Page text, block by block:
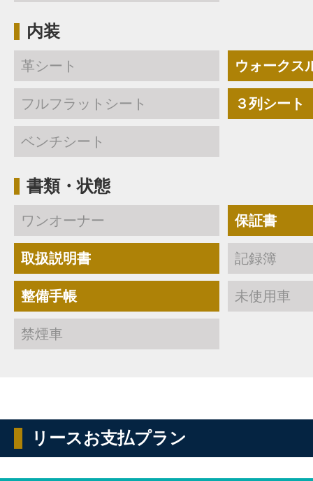
内装
革シート ウォークス
フルフラットシート ３列シート
ベンチシート
書類・状態
ワンオーナー 保証書
取扱説明書 記録簿
整備手帳 未使用車
禁煙車
リースお支払プラン